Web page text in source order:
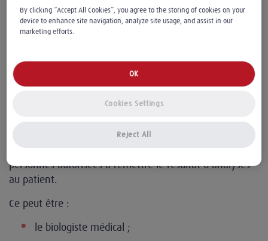
clinique ;
lorsque des résultats sont communiqués de façon
"résultats partiels".
Qui peut transmettre les résultats
d'analyses médicales ?
Il n’existe pas de liste légale ou réglementaire des
personnes autorisées à remettre le résultat d’analyses
au patient.
Ce peut être :
le biologiste médical ;
By clicking “Accept All Cookies”, you agree to the storing of cookies on your
device to enhance site navigation, analyze site usage, and assist in our
marketing efforts.
Reject All
OK
Cookies Settings